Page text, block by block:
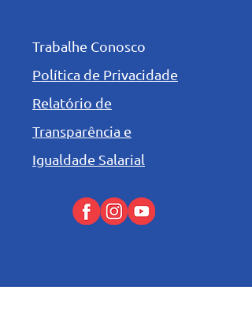
Trabalhe Conosco
Política de Privacidade
Relatório de
Transparência e
Igualdade Salarial